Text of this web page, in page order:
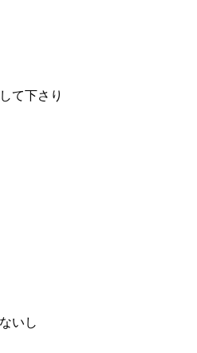
て下さり
いし